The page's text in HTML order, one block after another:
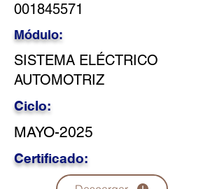
001845571
Módulo:
SISTEMA ELÉCTRICO
AUTOMOTRIZ
Ciclo:
MAYO-2025
Certificado: